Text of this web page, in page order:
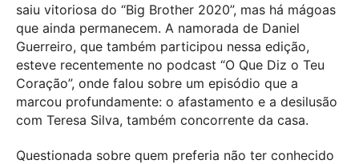
saiu vitoriosa do “Big Brother 2020”, mas há mágoas
que ainda permanecem. A namorada de Daniel
Guerreiro, que também participou nessa edição,
esteve recentemente no podcast “O Que Diz o Teu
Coração”, onde falou sobre um episódio que a
marcou profundamente: o afastamento e a desilusão
com Teresa Silva, também concorrente da casa.
Questionada sobre quem preferia não ter conhecido